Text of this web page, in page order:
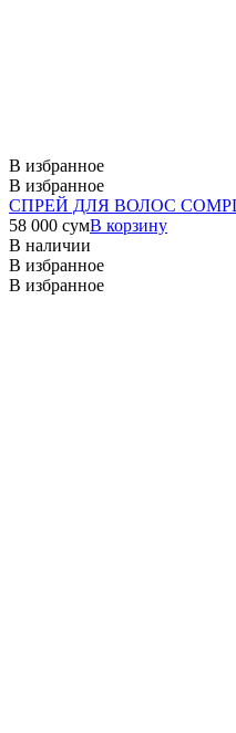
В избранное
В избранное
СПРЕЙ ДЛЯ ВОЛОС
58 000 сумВ корзину
В наличии
В избранное
В избранное